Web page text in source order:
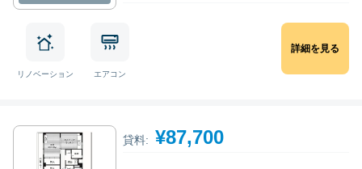
リノベーション エアコン
詳細を見る
貸料: ¥87,700